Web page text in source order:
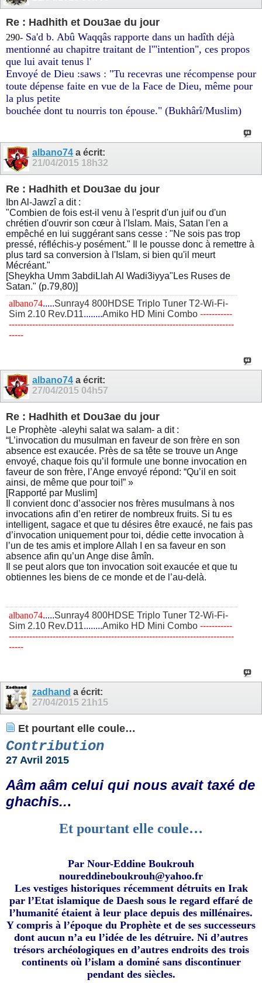
Re : Hadhith et Dou3ae du jour
290- Sa'd b. Abû Waqqâs rapporte dans un hadîth déjà
mentionné au chapitre traitant de l'"intention", ces propos
que lui avait tenus l'
Envoyé de Dieu :saws : "Tu recevras une récompense pour
toute dépense faite en vue de la Face de Dieu, même pour
la plus petite
bouchée dont tu nourris ton épouse." (Bukhârî/Muslim)
albano74 a écrit:
21/04/2015 18h32
Re : Hadhith et Dou3ae du jour
Ibn Al-Jawzî a dit :
"Combien de fois est-il venu à l'esprit d'un juif ou d'un
chrétien d'ouvrir son cœur à l'Islam. Mais, Satan l'en a
empêché en lui suggérant sans cesse : "Ne sois pas trop
pressé, réfléchis-y posément." Il le pousse donc à remettre à
plus tard sa conversion à l'Islam, si bien qu'il meurt
Mécréant."
[Sheykha Umm 3abdiLlah Al Wadi3iyya"Les Ruses de
Satan." (p.79,80)]
albano74.....Sunray4 800HDSE Triplo Tuner T2-Wi-Fi-
Sim 2.10 Rev.D11........Amiko HD Mini Combo ​-----------
-----------------------------------------------------------------------------
-----
albano74 a écrit:
27/04/2015 04h57
Re : Hadhith et Dou3ae du jour
Le Prophète -aleyhi salat wa salam- a dit :
“L’invocation du musulman en faveur de son frère en son
absence est exaucée. Près de sa tête se trouve un Ange
envoyé, chaque fois qu’il formule une bonne invocation en
faveur de son frère, l’Ange envoyé répond: “Qu’il en soit
ainsi, de même que pour toi!” »
[Rapporté par Muslim]
Il convient donc d’associer nos frères musulmans à nos
invocations afin d’en retirer de nombreux fruits. Si tu es
intelligent, sagace et que tu désires être exaucé, ne fais pas
d’invocation uniquement pour toi, dédie cette invocation à
l’un de tes amis et implore Allah I en sa faveur en son
absence afin qu’un Ange dise âmîn.
Il se peut alors que ton invocation soit exaucée et que tu
obtiennes les biens de ce monde et de l’au-delà.
albano74.....Sunray4 800HDSE Triplo Tuner T2-Wi-Fi-
Sim 2.10 Rev.D11........Amiko HD Mini Combo ​-----------
-----------------------------------------------------------------------------
-----
zadhand a écrit:
27/04/2015 21h15
Et pourtant elle coule…
Contribution
27 Avril 2015
Aâm aâm celui qui nous avait taxé de
ghachis...
Et pourtant elle coule…
Par Nour-Eddine Boukrouh
noureddineboukrouh@yahoo.fr
Les vestiges historiques récemment détruits en Irak
par l’Etat islamique de Daesh sous le regard effaré de
l’humanité étaient à leur place depuis des millénaires.
Y compris à l’époque du Prophète et de ses successeurs
dont aucun n’a eu l’idée de les détruire. Ni d’autres
trésors archéologiques en d’autres endroits des trois
continents où l’islam a dominé sans discontinuer
pendant des siècles.